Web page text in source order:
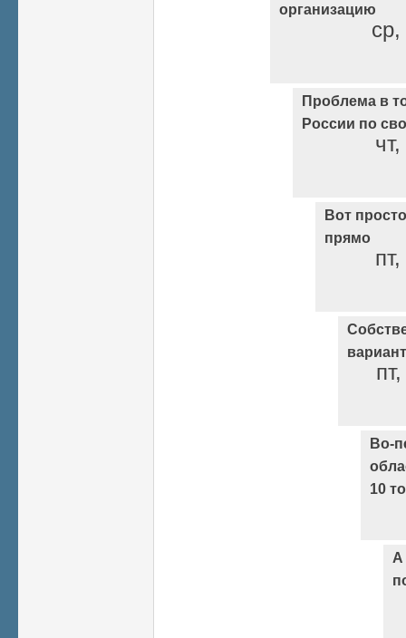
организацию
Проблема в
России по
Вот
прямо
Во-
10
А